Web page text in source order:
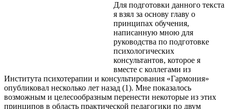
Для подготовки данного текста
я взял за основу главу о
принципах обучения,
написанную мною для
руководства по подготовке
психологических
консультантов, которое я
вместе с коллегами из
Института психотерапии и консультирования «Гармония»
опубликовал несколько лет назад (1). Мне показалось
возможным и целесообразным перенести некоторые из этих
принципов в область практической педагогики по двум